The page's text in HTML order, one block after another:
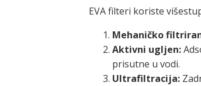
EVA filteri koriste
Mehaničko
Aktivni ugljen:
prisutne u vodi.
Ultrafiltracija: